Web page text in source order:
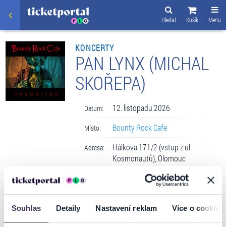
Souhlas Detaily Nastavení reklam Více o cookies
Menu
Košík
Hledat
KONCERTY
PAN LYNX (MICHAL
SKOŘEPA)
Datum: 12. listopadu 2026
Místo: Bounty Rock Cafe
Adresa:
Hálkova 171/2 (vstup z ul.
Kosmonautů), Olomouc
VSTUPENKY